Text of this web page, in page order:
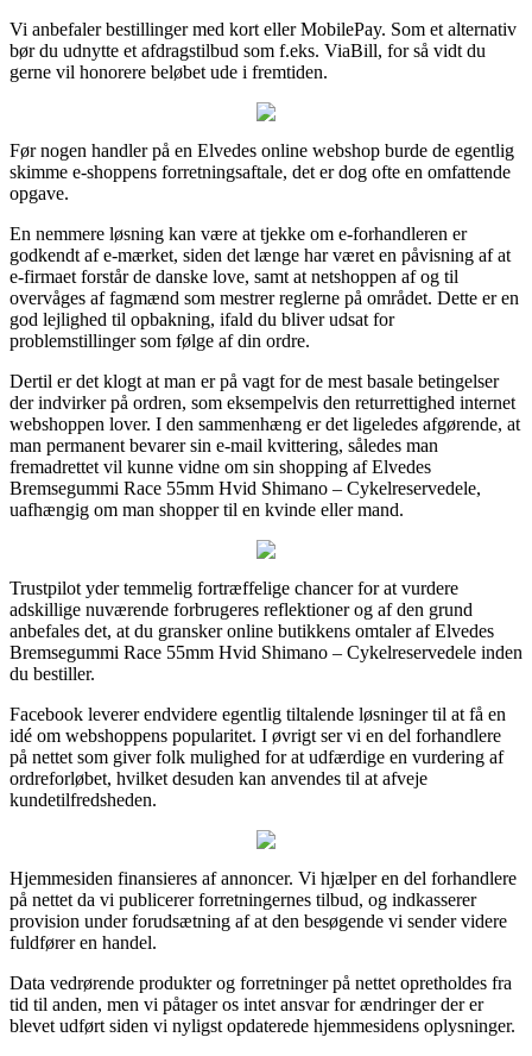
Vi anbefaler bestillinger med kort eller MobilePay. Som et alternativ
bør du udnytte et afdragstilbud som f.eks. ViaBill, for så vidt du
gerne vil honorere beløbet ude i fremtiden.
Før nogen handler på en Elvedes online webshop burde de egentlig
skimme e-shoppens forretningsaftale, det er dog ofte en omfattende
opgave.
En nemmere løsning kan være at tjekke om e-forhandleren er
godkendt af e-mærket, siden det længe har været en påvisning af at
e-firmaet forstår de danske love, samt at netshoppen af og til
overvåges af fagmænd som mestrer reglerne på området. Dette er en
god lejlighed til opbakning, ifald du bliver udsat for
problemstillinger som følge af din ordre.
Dertil er det klogt at man er på vagt for de mest basale betingelser
der indvirker på ordren, som eksempelvis den returrettighed internet
webshoppen lover. I den sammenhæng er det ligeledes afgørende, at
man permanent bevarer sin e-mail kvittering, således man
fremadrettet vil kunne vidne om sin shopping af Elvedes
Bremsegummi Race 55mm Hvid Shimano – Cykelreservedele,
uafhængig om man shopper til en kvinde eller mand.
Trustpilot yder temmelig fortræffelige chancer for at vurdere
adskillige nuværende forbrugeres reflektioner og af den grund
anbefales det, at du gransker online butikkens omtaler af Elvedes
Bremsegummi Race 55mm Hvid Shimano – Cykelreservedele inden
du bestiller.
Facebook leverer endvidere egentlig tiltalende løsninger til at få en
idé om webshoppens popularitet. I øvrigt ser vi en del forhandlere
på nettet som giver folk mulighed for at udfærdige en vurdering af
ordreforløbet, hvilket desuden kan anvendes til at afveje
kundetilfredsheden.
Hjemmesiden finansieres af annoncer. Vi hjælper en del forhandlere
på nettet da vi publicerer forretningernes tilbud, og indkasserer
provision under forudsætning af at den besøgende vi sender videre
fuldfører en handel.
Data vedrørende produkter og forretninger på nettet opretholdes fra
tid til anden, men vi påtager os intet ansvar for ændringer der er
blevet udført siden vi nyligst opdaterede hjemmesidens oplysninger.